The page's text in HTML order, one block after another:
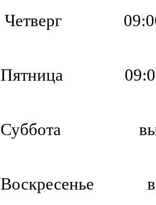
Четверг
Пятница
Суббота
Воскресенье